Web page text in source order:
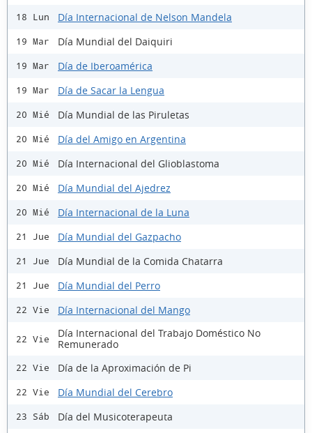
18 Lun Día Internacional de Nelson Mandela
19 Mar Día Mundial del Daiquiri
19 Mar Día de Iberoamérica
19 Mar Día de Sacar la Lengua
20 Mié Día Mundial de las Piruletas
20 Mié Día del Amigo en Argentina
20 Mié Día Internacional del Glioblastoma
20 Mié Día Mundial del Ajedrez
20 Mié Día Internacional de la Luna
21 Jue Día Mundial del Gazpacho
21 Jue Día Mundial de la Comida Chatarra
21 Jue Día Mundial del Perro
22 Vie Día Internacional del Mango
22 Vie
Día Internacional del Trabajo Doméstico No
Remunerado
22 Vie Día de la Aproximación de Pi
22 Vie Día Mundial del Cerebro
23 Sáb Día del Musicoterapeuta